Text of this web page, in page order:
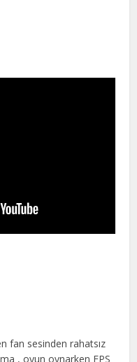
fan sesinden rahatsız
, oyun oynarken FPS